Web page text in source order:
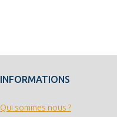
INFORMATIONS
Qui sommes nous ?